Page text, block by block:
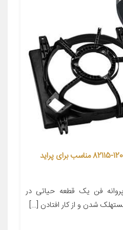
پروانه فن کولر یدک چی کد 120-82115 مناسب برای پراید
فن یک قطعه حیاتی در
شدن و از کار افتادن […]